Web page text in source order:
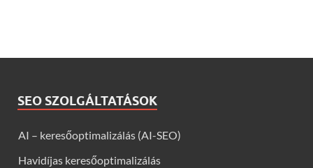
SEO SZOLGÁLTATÁSOK
AI – keresőoptimalizálás (AI-SEO)
Havidíjas keresőoptimalizálás